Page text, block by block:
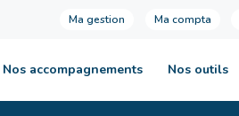
Ma gestion Ma compta
Nos accompagnements Nos outils